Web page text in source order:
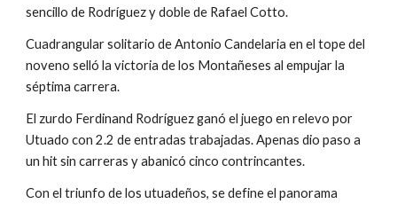
sencillo de Rodríguez y doble de Rafael Cotto.
Cuadrangular solitario de Antonio Candelaria en el tope del
noveno selló la victoria de los Montañeses al empujar la
séptima carrera.
El zurdo Ferdinand Rodríguez ganó el juego en relevo por
Utuado con 2.2 de entradas trabajadas. Apenas dio paso a
un hit sin carreras y abanicó cinco contrincantes.
Con el triunfo de los utuadeños, se define el panorama